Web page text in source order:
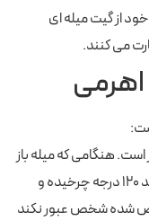
از گیت میله ای
می کنند.
هنگامی که میله باز
می‌شود، با تنظیم مجدد خودکار می‌تواند 120 درجه چرخیده و
شده شخص عبور نکند